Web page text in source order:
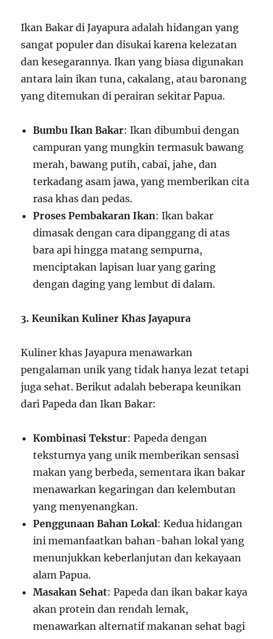
Ikan Bakar di Jayapura adalah hidangan yang
sangat populer dan disukai karena kelezatan
dan kesegarannya. Ikan yang biasa digunakan
antara lain ikan tuna, cakalang, atau baronang
yang ditemukan di perairan sekitar Papua.
Bumbu Ikan Bakar: Ikan dibumbui dengan
campuran yang mungkin termasuk bawang
merah, bawang putih, cabai, jahe, dan
terkadang asam jawa, yang memberikan cita
rasa khas dan pedas.
Proses Pembakaran Ikan: Ikan bakar
dimasak dengan cara dipanggang di atas
bara api hingga matang sempurna,
menciptakan lapisan luar yang garing
dengan daging yang lembut di dalam.
3. Keunikan Kuliner Khas Jayapura
Kuliner khas Jayapura menawarkan
pengalaman unik yang tidak hanya lezat tetapi
juga sehat. Berikut adalah beberapa keunikan
dari Papeda dan Ikan Bakar:
Kombinasi Tekstur: Papeda dengan
teksturnya yang unik memberikan sensasi
makan yang berbeda, sementara ikan bakar
menawarkan kegaringan dan kelembutan
yang menyenangkan.
Penggunaan Bahan Lokal: Kedua hidangan
ini memanfaatkan bahan-bahan lokal yang
menunjukkan keberlanjutan dan kekayaan
alam Papua.
Masakan Sehat: Papeda dan ikan bakar kaya
akan protein dan rendah lemak,
menawarkan alternatif makanan sehat bagi